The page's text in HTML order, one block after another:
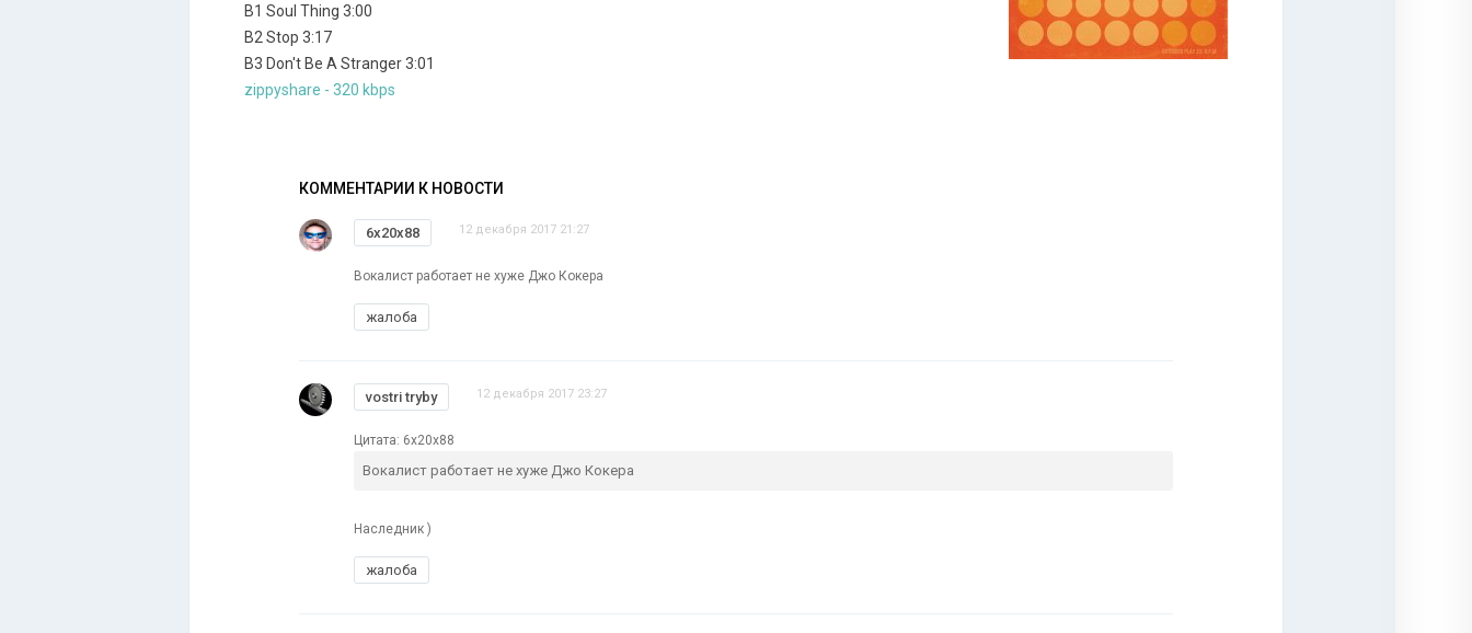
B1 Soul Thing 3:00
B2 Stop 3:17
B3 Don't Be A Stranger 3:01
zippyshare - 320 kbps
КОММЕНТАРИИ К НОВОСТИ
6x20x88 12 декабря 2017 21:27
Вокалист работает не хуже Джо Кокера
жалоба
vostri tryby 12 декабря 2017 23:27
Цитата: 6x20x88
Вокалист работает не хуже Джо Кокера
Наследник )
жалоба